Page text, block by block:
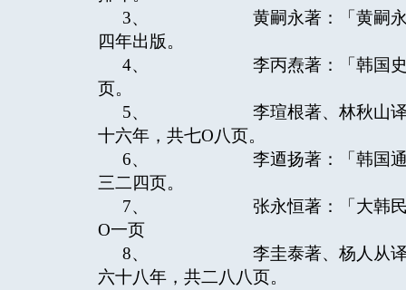
3、 黄嗣永著：「黄嗣永帛书
四年出版。
4、 李丙焘著：「韩国史大观
页。
5、 李瑄根著、林秋山译注：
十六年，共七O八页。
6、 李逎扬著：「韩国通史」
三二四页。
7、 张永恒著：「大韩民国现
O一页
8、 李圭泰著、杨人从译：「
六十八年，共二八八页。